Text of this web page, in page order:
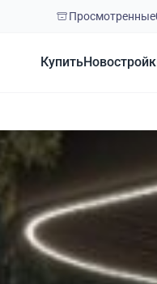
Просмотренные
Купить